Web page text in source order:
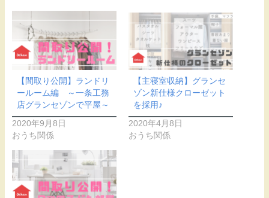
【間取り公開】ランドリ
ールーム編 ～一条工務
店グランセゾンで平屋～
2020年9月8日
おうち関係
【主寝室収納】グランセ
ゾン新仕様クローゼット
を採用♪
2020年4月8日
おうち関係